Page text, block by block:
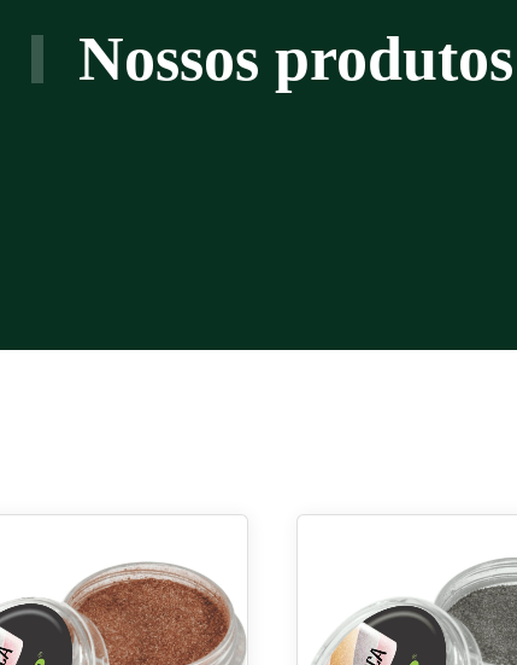
Nossos produtos